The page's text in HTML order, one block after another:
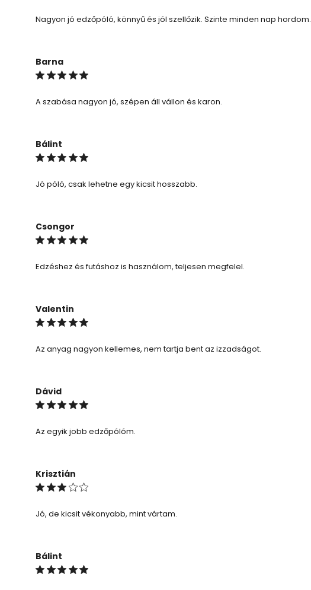
Nagyon jó edzőpóló, könnyű és jól szellőzik. Szinte minden nap hordom.
Barna
A szabása nagyon jó, szépen áll vállon és karon.
Bálint
Jó póló, csak lehetne egy kicsit hosszabb.
Csongor
Edzéshez és futáshoz is használom, teljesen megfelel.
Valentin
Az anyag nagyon kellemes, nem tartja bent az izzadságot.
Dávid
Az egyik jobb edzőpólóm.
Krisztián
Jó, de kicsit vékonyabb, mint vártam.
Bálint